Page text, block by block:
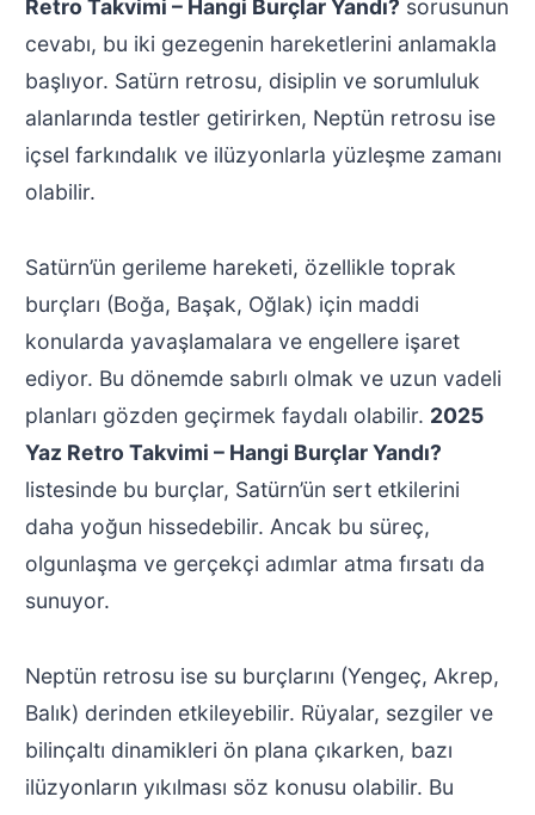
Retro Takvimi – Hangi Burçlar Yandı? sorusunun
cevabı, bu iki gezegenin hareketlerini anlamakla
başlıyor. Satürn retrosu, disiplin ve sorumluluk
alanlarında testler getirirken, Neptün retrosu ise
içsel farkındalık ve ilüzyonlarla yüzleşme zamanı
olabilir.
Satürn’ün gerileme hareketi, özellikle toprak
burçları (Boğa, Başak, Oğlak) için maddi
konularda yavaşlamalara ve engellere işaret
ediyor. Bu dönemde sabırlı olmak ve uzun vadeli
planları gözden geçirmek faydalı olabilir. 2025
Yaz Retro Takvimi – Hangi Burçlar Yandı?
listesinde bu burçlar, Satürn’ün sert etkilerini
daha yoğun hissedebilir. Ancak bu süreç,
olgunlaşma ve gerçekçi adımlar atma fırsatı da
sunuyor.
Neptün retrosu ise su burçlarını (Yengeç, Akrep,
Balık) derinden etkileyebilir. Rüyalar, sezgiler ve
bilinçaltı dinamikleri ön plana çıkarken, bazı
ilüzyonların yıkılması söz konusu olabilir. Bu